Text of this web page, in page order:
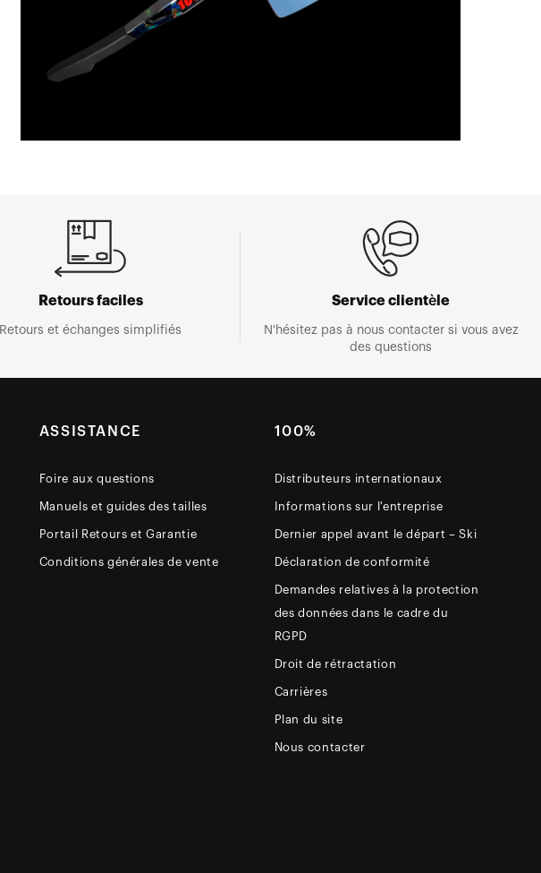
Retours faciles
Retours et échanges simplifiés
Service clientèle
N'hésitez pas à nous contacter si vous avez
des questions
ASSISTANCE
Foire aux questions
Manuels et guides des tailles
Portail Retours et Garantie
Conditions générales de vente
100%
Distributeurs internationaux
Informations sur l'entreprise
Dernier appel avant le départ – Ski
Déclaration de conformité
Demandes relatives à la protection
des données dans le cadre du
RGPD
Droit de rétractation
Carrières
Plan du site
Nous contacter